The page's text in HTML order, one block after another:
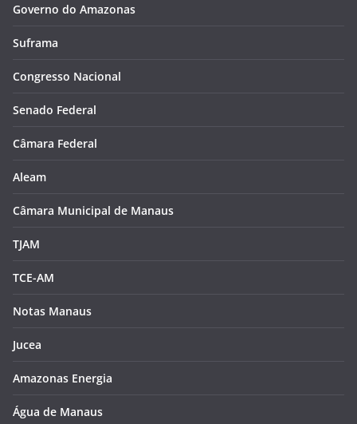
Governo do Amazonas
Suframa
Congresso Nacional
Senado Federal
Câmara Federal
Aleam
Câmara Municipal de Manaus
TJAM
TCE-AM
Notas Manaus
Jucea
Amazonas Energia
Água de Manaus